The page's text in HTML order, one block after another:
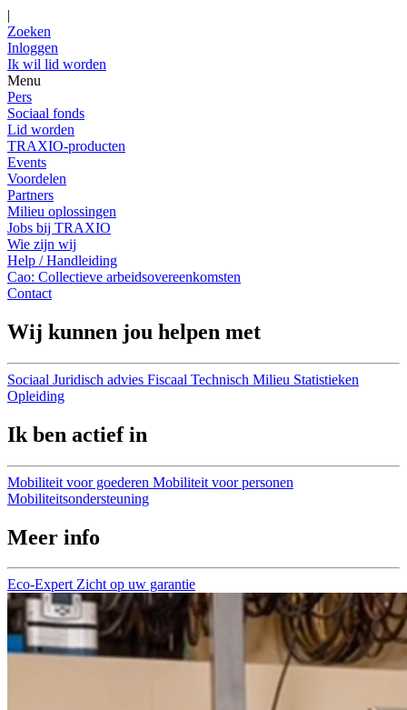
|
Zoeken
Inloggen
Ik wil lid worden
Menu
Pers
Sociaal fonds
Lid worden
TRAXIO-producten
Events
Voordelen
Partners
Milieu oplossingen
Jobs bij TRAXIO
Wie zijn wij
Help / Handleiding
Cao: Collectieve arbeidsovereenkomsten
Contact
Wij kunnen jou helpen met
Sociaal Juridisch advies Fiscaal Technisch Milieu Statistieken
Opleiding
Ik ben actief in
Mobiliteit voor goederen Mobiliteit voor personen
Mobiliteitsondersteuning
Meer info
Eco-Expert Zicht op uw garantie